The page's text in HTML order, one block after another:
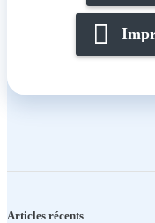
Articles récents